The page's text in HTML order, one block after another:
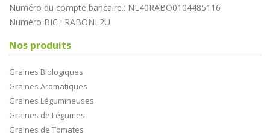
Numéro du compte bancaire.: NL40RABO0104485116
Numéro BIC : RABONL2U
Nos produits
Graines Biologiques
Graines Aromatiques
Graines Légumineuses
Graines de Légumes
Graines de Tomates